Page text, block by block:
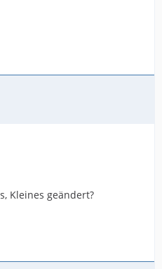
Kleines geändert?